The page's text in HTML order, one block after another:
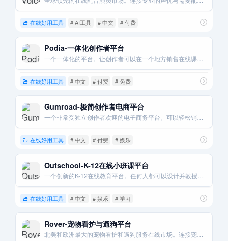
在线好用工具 # AI工具 # 中文 # 付费
Podia-一体化创作者平台
一个一体化的平台。让创作者可以在一个地方销售在线课程。会员资格。和数字下载。
在线好用工具 # 中文 # 付费 # 免费
Gumroad-极简创作者电商平台
一个非常受独立创作者欢迎的电子商务平台。可以轻松销售数字产品和实体商品。
在线好用工具 # 中文 # 付费 # 娱乐
Outschool-K-12在线小班课平台
一个创新的K-12在线教育平台。任何人都可以设计并教授有趣的在线小班课程。
在线好用工具 # 中文 # 娱乐 # 学习
Rover-宠物看护与遛狗平台
北美和欧洲最大的宠物看护和遛狗服务在线市场。连接宠物主人和爱宠人士。